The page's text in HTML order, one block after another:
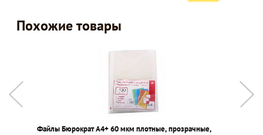
Похожие товары
Файлы Бюрократ А4+ 60 мкм плотные, прозрачные,